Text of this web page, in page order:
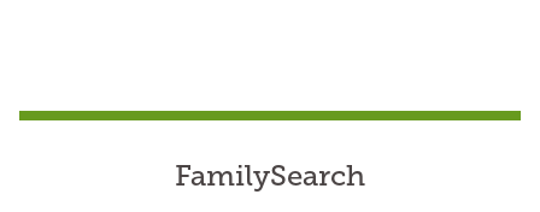
FamilySearch